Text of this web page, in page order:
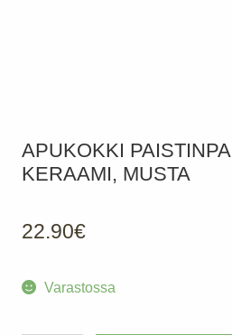
APUKOKKI
KERAAMI, MUSTA
22.90€
Varastossa